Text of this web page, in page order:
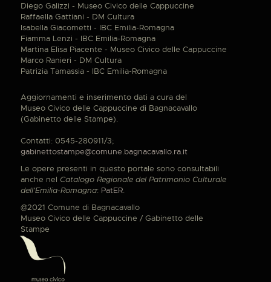
Diego Galizzi - Museo Civico delle Cappuccine
Raffaella Gattiani - DM Cultura
Isabella Giacometti - IBC Emilia-Romagna
Fiamma Lenzi - IBC Emilia-Romagna
Martina Elisa Piacente - Museo Civico delle Cappuccine
Marco Ranieri - DM Cultura
Patrizia Tamassia - IBC Emilia-Romagna
Aggiornamenti e inserimento dati a cura del
Museo Civico delle Cappuccine di Bagnacavallo
(Gabinetto delle Stampe).
Contatti: 0545-280911/3;
gabinettostampe@comune.bagnacavallo.ra.it
Le opere presenti in questo portale sono consultabili
anche nel Catalogo Regionale del Patrimonio Culturale
dell'Emilia-Romagna: PatER.
@2021 Comune di Bagnacavallo
Museo Civico delle Cappuccine / Gabinetto delle
Stampe